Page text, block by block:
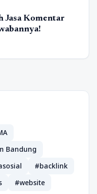
Jasa Komentar
Bandung
#backlink
#website